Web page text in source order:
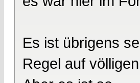
Es ist übrigens
Regel auf